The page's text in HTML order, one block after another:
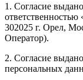
1. Согласие
302025 г. Орел,
Оператор).
2. Согласие
персональных